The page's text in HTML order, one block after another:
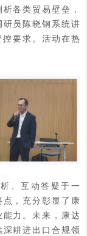
各类贸易壁垒，
员陈晓钢系统讲
要求。活动在热
、互动答疑于一
，充分彰显了康
力。未来，康达
耕进出口合规领